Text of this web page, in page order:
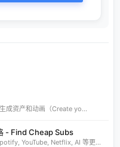
成资产和动画（Create yo...
- Find Cheap Subs
拒绝多花冤枉钱，实时跟踪、对比 Spotify, YouTube, Netflix, AI 等更多 App 的全球订阅价格。发现 App Store 最低价国家，订阅费用立省 80%。